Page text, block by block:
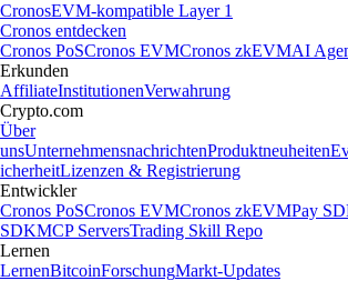
CronosEVM-kompatible Layer 1
Cronos entdecken
Cronos PoSCronos EVMCronos zkEVMAI
Erkunden
AffiliateInstitutionenVerwahrung
Crypto.com
Über
unsUnternehmensnachrichtenProduktneuheiten
icherheitLizenzen & Registrierung
Entwickler
Cronos PoSCronos EVMCronos zkEVMPay
SDKMCP ServersTrading Skill Repo
Lernen
LernenBitcoinForschungMarkt-Updates